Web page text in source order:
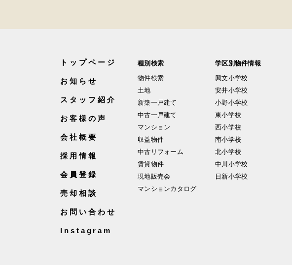
トップページ
お知らせ
スタッフ紹介
お客様の声
会社概要
採用情報
会員登録
売却相談
お問い合わせ
Instagram
種別検索
物件検索
土地
新築一戸建て
中古一戸建て
マンション
収益物件
中古リフォーム
賃貸物件
現地販売会
マンションカタログ
学区別物件情報
興文小学校
安井小学校
小野小学校
東小学校
西小学校
南小学校
北小学校
中川小学校
日新小学校